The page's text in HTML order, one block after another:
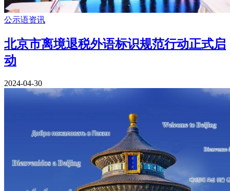
公示语资讯
北京市离境退税外语标识规范行动正式启
动
2024-04-30